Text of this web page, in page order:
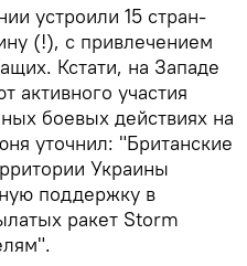
устроили 15 стран-
(!), с привлечением
Кстати, на Западе
активного участия
боевых действиях на
уточнил: "Британские
Украины
поддержку в
ракет Storm